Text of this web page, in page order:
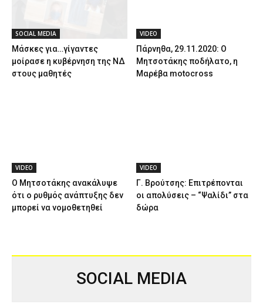
SOCIAL MEDIA
Μάσκες για…γίγαντες
μοίρασε η κυβέρνηση της ΝΔ
στους μαθητές
VIDEO
Πάρνηθα, 29.11.2020: Ο
Μητσοτάκης ποδήλατο, η
Μαρέβα motocross
VIDEO
Ο Μητσοτάκης ανακάλυψε
ότι ο ρυθμός ανάπτυξης δεν
μπορεί να νομοθετηθεί
VIDEO
Γ. Βρούτσης: Επιτρέπονται
οι απολύσεις – “Ψαλίδι” στα
δώρα
SOCIAL MEDIA